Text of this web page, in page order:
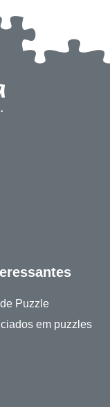
Puzzle
em puzzles